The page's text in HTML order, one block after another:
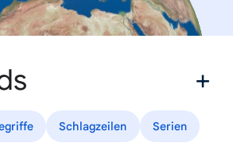
Schlagzeilen Serien